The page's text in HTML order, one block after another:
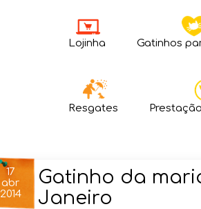
Lojinha Gatinhos
Resgates
17
abr
2014
Gatinho da
Janeiro